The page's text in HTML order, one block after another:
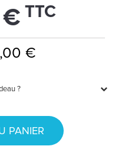
TTC
€
?
PANIER